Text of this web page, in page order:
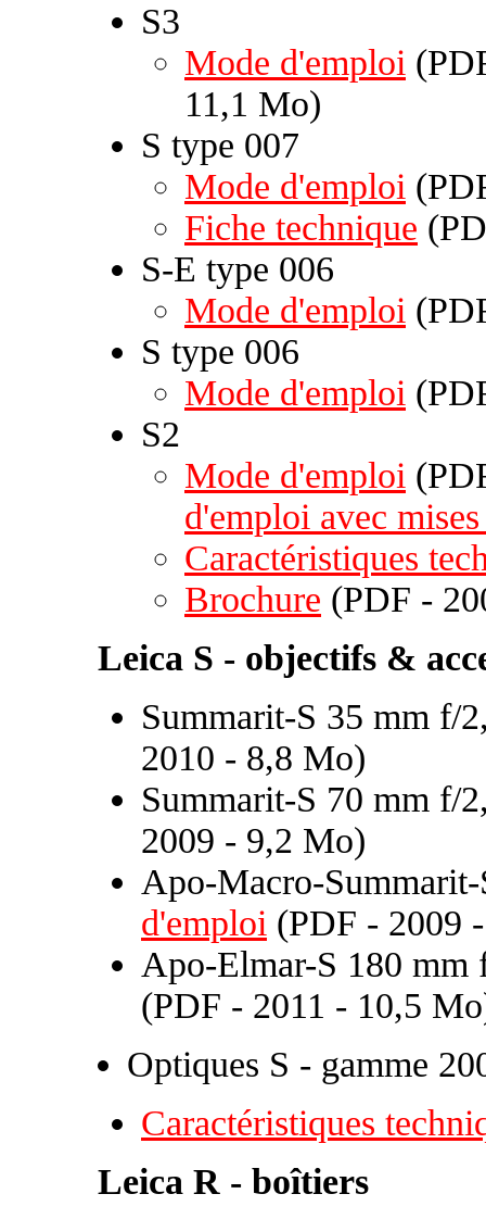
S3
Mode d'emploi
11,1 Mo)
S type 007
Mode d'emploi
Fiche technique
S-E type 006
Mode d'emploi
S type 006
Mode d'emploi
S2
Mode d'emploi
d'emploi avec
Caractéristiques
Brochure (PDF -
Leica S - objectifs &
Summarit-S 35 mm f/
2010 - 8,8 Mo)
Summarit-S 70 mm f/
2009 - 9,2 Mo)
Apo-Macro-
d'emploi (PDF - 2009
Apo-Elmar-S 180
(PDF - 2011 - 10,5
Optiques S - gamme
Caractéristiques
Leica R - boîtiers